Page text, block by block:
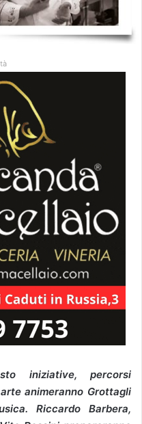
iniziative, percorsi
animeranno Grottagli
Riccardo Barbera,